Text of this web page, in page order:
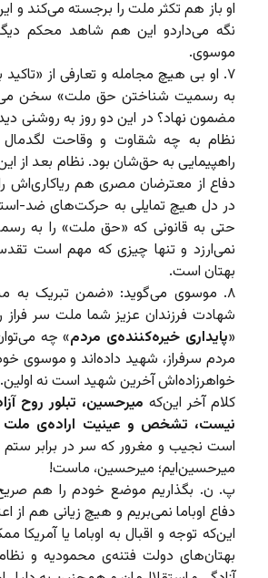
او باز هم تکثر ملت را برجسته می‌کند و
نگه می‌داردو این هم شاهد محکم
موسوی.
۷. او بی‌ هیچ مجامله و تعارفی از
به رسمیت شناختن حق ملت» سخن
مضمون نهاد؟ در این دو روز به روشنی
نظام به چه شقاوت و وقاحت
راهپیمایی به حق‌شان بود. نظام بعد از
دفاع از معترضان مصری هم ریاکاری‌اش
در دل هیچ تمایلی به حرکت‌های ضد-
حتی به قانونی که «حق ملت» را به
نمی‌ارزد و تنها چیزی که مهم است
بهتان است.
۸. موسوی می‌گوید: «ضمن تبریک به
شهادت فرزندان عزیز شما ملت سر فراز
«پایداری خیره‌کننده‌ی مردم» چه
مردم سرفراز، شهید داده‌اند و موسوی
خواهرزاده‌اش آخرین شهید است نه اولین.
کلام آخر این‌که میرحسین، تبلور
نیست، تشخص و عینیت اراده‌ی
است نجیب و مغرور که سر در برابر
میرحسین‌ایم؛ میرحسین، ماست!
پ. ن. بگذاریم موضع خودم را هم
دفاع اوباما نمی‌بریم و هیچ زیانی هم از
این‌که توجه و اقبال به اوباما یا
بهتان‌های دولت فتنه‌ی محمودیه و